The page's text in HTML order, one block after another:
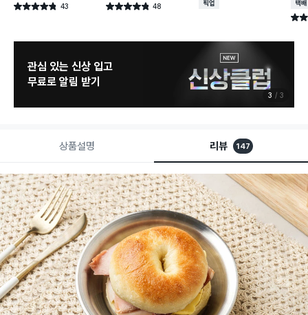
별점 4.8점 43
건 작성 별점 4.8점 48
건 작성
매장픽업 택배
별점
관심 있는 신상 입고
무료로 알림 받기
3 3
상품설명 리뷰 147